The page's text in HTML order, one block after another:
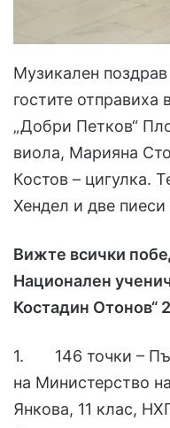
Музикален
гостите
„Добри Петков“
виола, Марияна
Костов – цигулка.
Хендел и две
Вижте всички
Национален
Костадин Отонов“
1. 146 точки –
на Министерство
Янкова, 11 клас,